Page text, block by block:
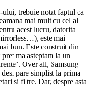
trebuie notat faptul ca
mai mult cu cel al
acest lucru, datorita
este mai
bun. Este construit din
ma asteptam la un
Over all, Samsung
pare simplist la prima
si filtre. Dar, despre asta